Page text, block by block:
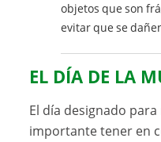
objetos que son
evitar que se
EL DÍA DE LA
El día designado para
importante tener en